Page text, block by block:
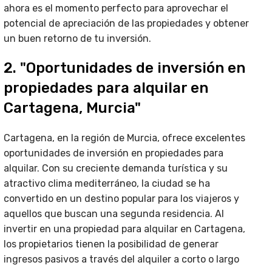
ahora es el momento perfecto para aprovechar el
potencial de apreciación de las propiedades y obtener
un buen retorno de tu inversión.
2. "Oportunidades de inversión en
propiedades para alquilar en
Cartagena, Murcia"
Cartagena, en la región de Murcia, ofrece excelentes
oportunidades de inversión en propiedades para
alquilar. Con su creciente demanda turística y su
atractivo clima mediterráneo, la ciudad se ha
convertido en un destino popular para los viajeros y
aquellos que buscan una segunda residencia. Al
invertir en una propiedad para alquilar en Cartagena,
los propietarios tienen la posibilidad de generar
ingresos pasivos a través del alquiler a corto o largo